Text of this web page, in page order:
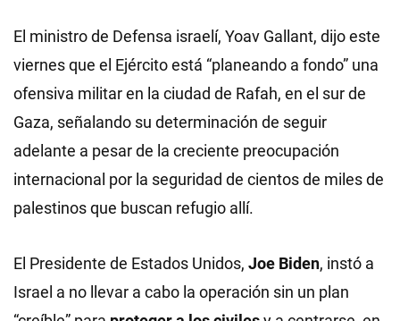
El ministro de Defensa israelí, Yoav Gallant, dijo este
viernes que el Ejército está “planeando a fondo” una
ofensiva militar en la ciudad de Rafah, en el sur de
Gaza, señalando su determinación de seguir
adelante a pesar de la creciente preocupación
internacional por la seguridad de cientos de miles de
palestinos que buscan refugio allí.
El Presidente de Estados Unidos, Joe Biden, instó a
Israel a no llevar a cabo la operación sin un plan